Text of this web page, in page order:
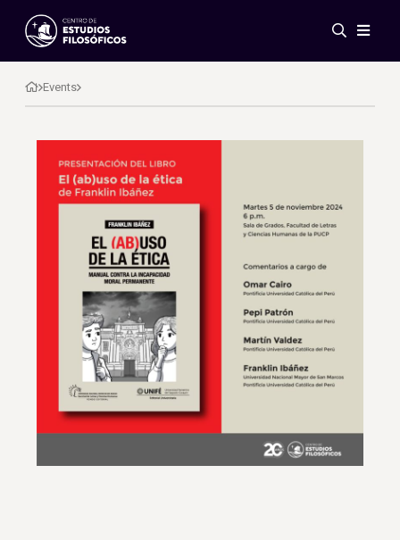
Events
News
Research
Networks
Publications
Gallery
Regulations
Conventions
Events